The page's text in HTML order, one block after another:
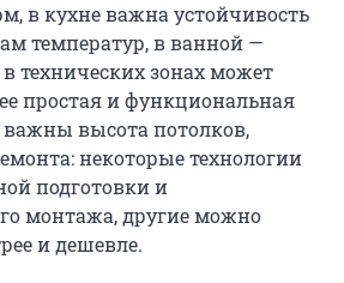
в кухне важна устойчивость
температур, в ванной —
в технических зонах может
простая и функциональная
важны высота потолков,
некоторые технологии
подготовки и
монтажа, другие можно
и дешевле.